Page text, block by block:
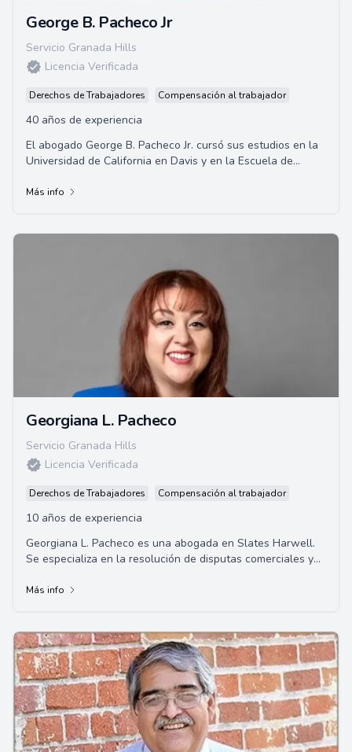
George B. Pacheco Jr
Servicio Granada Hills
Licencia Verificada
Derechos de Trabajadores Compensación al trabajador
40 años de experiencia
El abogado George B. Pacheco Jr. cursó sus estudios en la
Universidad de California en Davis y en la Escuela de
Más info
Georgiana L. Pacheco
Servicio Granada Hills
Licencia Verificada
Derechos de Trabajadores Compensación al trabajador
10 años de experiencia
Georgiana L. Pacheco es una abogada en Slates Harwell.
Se especializa en la resolución de disputas comerciales y
Más info